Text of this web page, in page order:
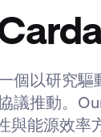
個以研究
議推動。
與能源效率